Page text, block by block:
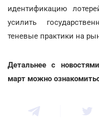
идентификацию
усилить
теневые практики на
Детальнее с
март можно